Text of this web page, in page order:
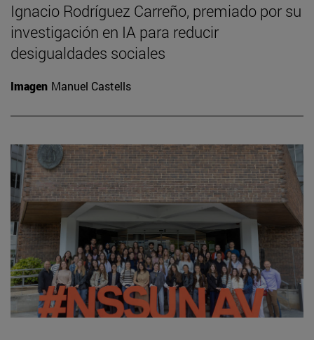
Ignacio Rodríguez Carreño, premiado por su
investigación en IA para reducir
desigualdades sociales
Imagen Manuel Castells